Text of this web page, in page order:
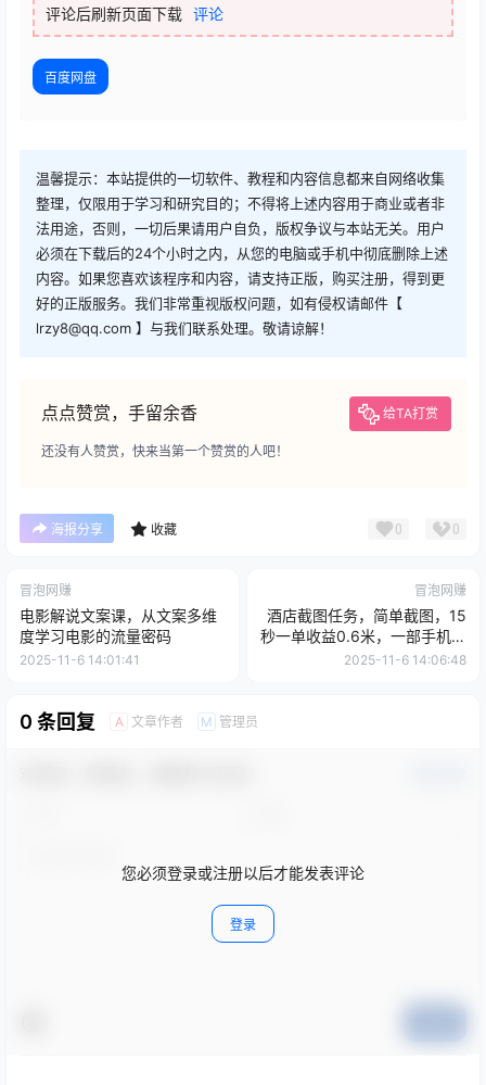
评论后刷新页面下载 评论
百度网盘
温馨提示：本站提供的一切软件、教程和内容信息都来自网络收集
整理，仅限用于学习和研究目的；不得将上述内容用于商业或者非
法用途，否则，一切后果请用户自负，版权争议与本站无关。用户
必须在下载后的24个小时之内，从您的电脑或手机中彻底删除上述
内容。如果您喜欢该程序和内容，请支持正版，购买注册，得到更
好的正版服务。我们非常重视版权问题，如有侵权请邮件【
lrzy8@qq.com 】与我们联系处理。敬请谅解！
点点赞赏，手留余香 给TA打赏
还没有人赞赏，快来当第一个赞赏的人吧！
海报分享 收藏 0 0
冒泡网赚
电影解说文案课，从文案多维
度学习电影的流量密码
2025-11-6 14:01:41
冒泡网赚
酒店截图任务，简单截图，15
秒一单收益0.6米，一部手机不
限地方时间，可矩阵单日收益
2025-11-6 14:06:48
0 条回复 A 文章作者 M 管理员
您必须登录或注册以后才能发表评论
登录